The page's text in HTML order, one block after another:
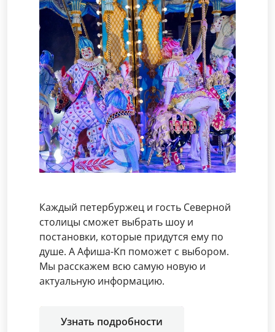
Каждый петербуржец и гость Северной
столицы сможет выбрать шоу и
постановки, которые придутся ему по
душе. А Афиша-Кп поможет с выбором.
Мы расскажем всю самую новую и
актуальную информацию.
Узнать подробности